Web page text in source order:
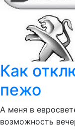
Как
пежо
А меня в
возможность